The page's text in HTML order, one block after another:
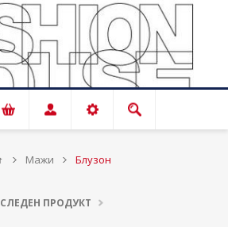
Мажи Блузон
СЛЕДЕН ПРОДУКТ